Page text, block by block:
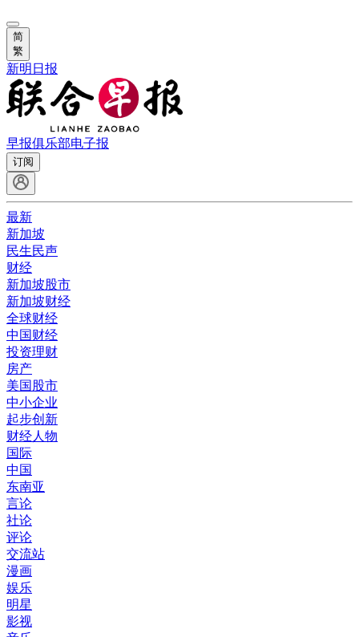
简
繁
新明日报
早报俱乐部电子报
订阅
最新
新加坡
民生民声
财经
新加坡股市
新加坡财经
全球财经
中国财经
投资理财
房产
美国股市
中小企业
起步创新
财经人物
国际
中国
东南亚
言论
社论
评论
交流站
漫画
娱乐
明星
影视